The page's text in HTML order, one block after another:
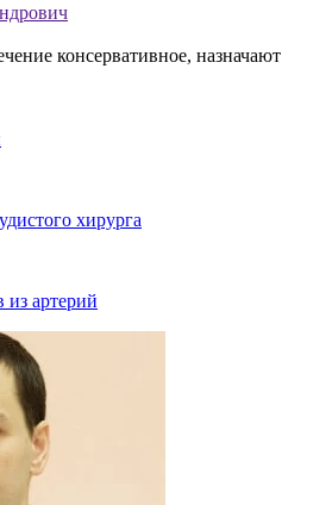
консервативное, назначают
хирурга
из артерий